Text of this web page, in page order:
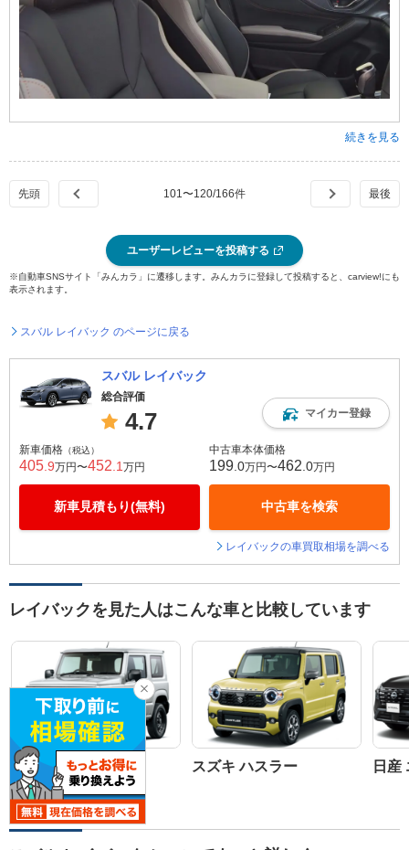
続きを見る
101 〜120/166件
ユーザーレビューを投稿する
※自動車SNSサイト「みんカラ」に遷移します。みんカラに登録して投稿すると、carview!にも
表示されます。
スバル レイバック のページに戻る
スバル レイバック
総合評価
4.7 マイカー登録
新車価格 （税込）
405 .9万円〜452 .1 万円
新車見積もり(無料)
中古車本体価格
199 .0万円〜462 .0万円
中古車を検索
レイバックの車買取相場を調べる
レイバックを見た人はこんな車と比較しています
スズキ ジムニー スズキ ハスラー 日産